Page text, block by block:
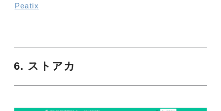
Peatix
6. ストアカ